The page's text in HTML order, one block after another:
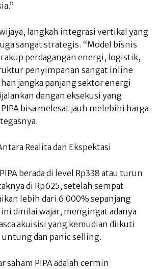
langkah integrasi vertikal yang
sangat strategis. “Model bisnis
perdagangan energi, logistik,
penyimpanan sangat inline
jangka panjang sektor energi
dengan eksekusi yang
bisa melesat jauh melebihi harga
Realita dan Ekspektasi
berada di level Rp338 atau turun
di Rp625, setelah sempat
lebih dari 6.000% sepanjang
dinilai wajar, mengingat adanya
akuisisi yang kemudian diikuti
dan panic selling.
saham PIPA adalah cermin